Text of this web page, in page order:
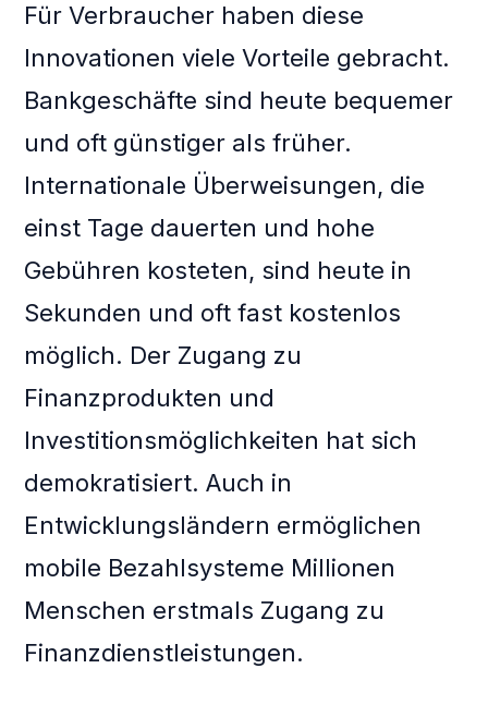
Für Verbraucher haben diese
Innovationen viele Vorteile gebracht.
Bankgeschäfte sind heute bequemer
und oft günstiger als früher.
Internationale Überweisungen, die
einst Tage dauerten und hohe
Gebühren kosteten, sind heute in
Sekunden und oft fast kostenlos
möglich. Der Zugang zu
Finanzprodukten und
Investitionsmöglichkeiten hat sich
demokratisiert. Auch in
Entwicklungsländern ermöglichen
mobile Bezahlsysteme Millionen
Menschen erstmals Zugang zu
Finanzdienstleistungen.